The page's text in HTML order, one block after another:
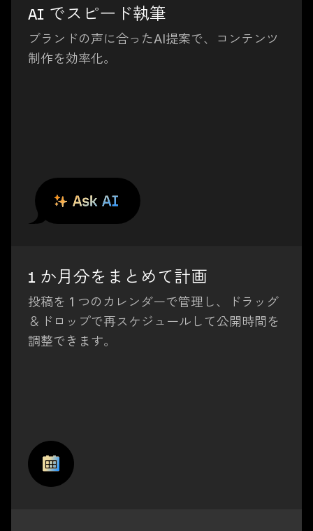
AI でスピード執筆
ブランドの声に合ったAI提案で、コンテンツ
制作を効率化。
1 か月分をまとめて計画
投稿を 1 つのカレンダーで管理し、ドラッグ
＆ドロップで再スケジュールして公開時間を
調整できます。